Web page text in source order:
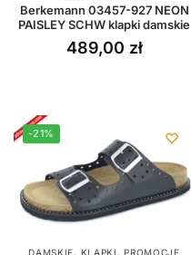
Berkemann 03457-927 NEON
PAISLEY SCHW klapki damskie
489,00 zł
-21%
DAMSKIE, KLAPKI ,PROMOCJE